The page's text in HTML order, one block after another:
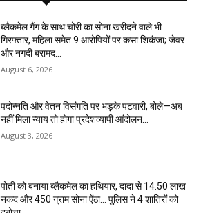
ब्लैकमेल गैंग के साथ चोरी का सोना खरीदने वाले भी
गिरफ्तार, महिला समेत 9 आरोपियों पर कसा शिकंजा; जेवर
और नगदी बरामद…
August 6, 2026
पदोन्नति और वेतन विसंगति पर भड़के पटवारी, बोले—अब
नहीं मिला न्याय तो होगा प्रदेशव्यापी आंदोलन…
August 3, 2026
पोती को बनाया ब्लैकमेल का हथियार, दादा से 14.50 लाख
नकद और 450 ग्राम सोना ऐंठा… पुलिस ने 4 शातिरों को